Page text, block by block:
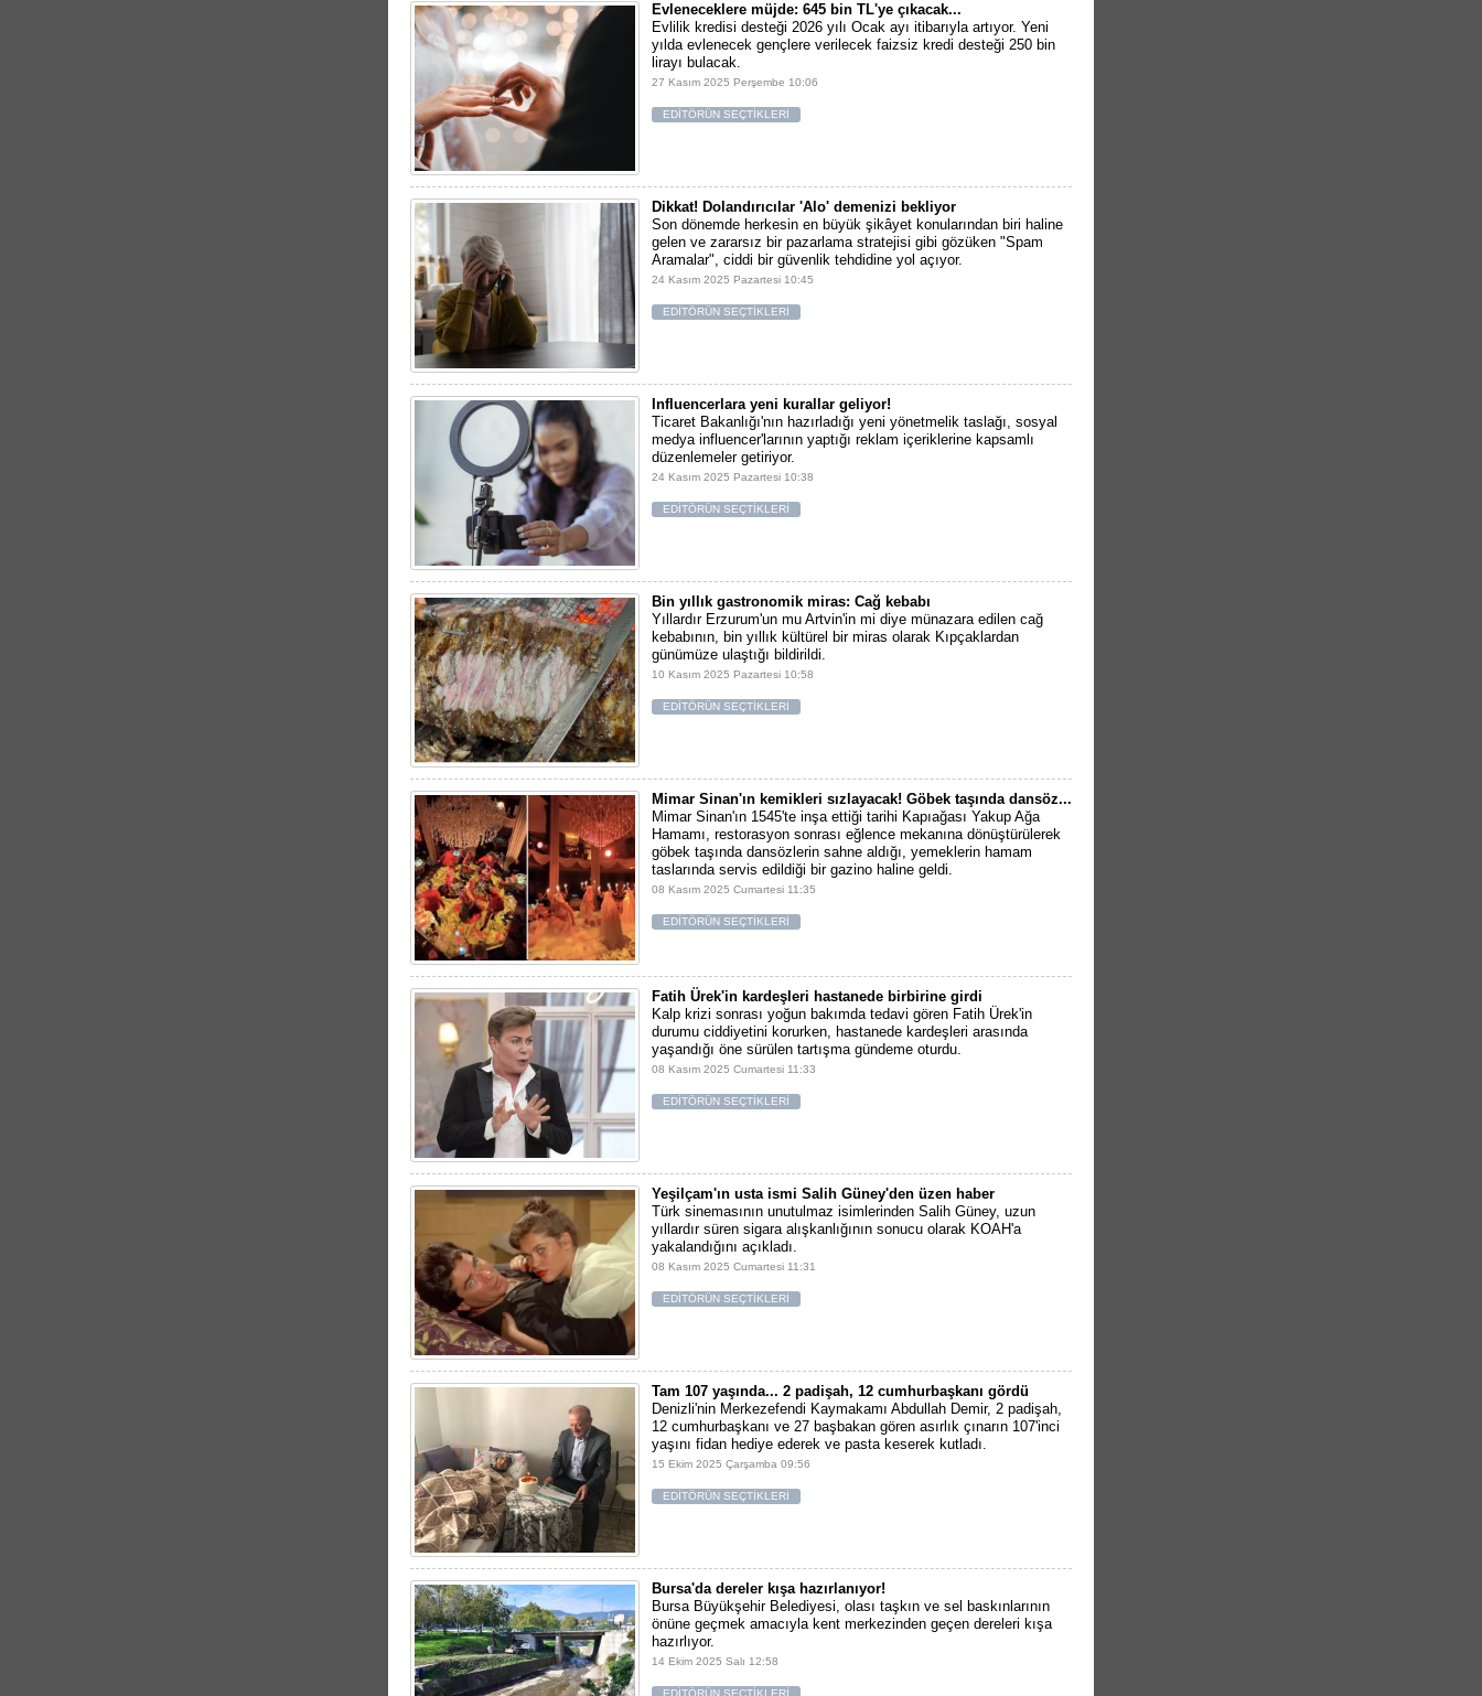
Evleneceklere müjde: 645 bin TL'ye çıkacak...
Evlilik kredisi desteği 2026 yılı Ocak ayı itibarıyla artıyor. Yeni
yılda evlenecek gençlere verilecek faizsiz kredi desteği 250 bin
lirayı bulacak.
27 Kasım 2025 Perşembe 10:06
EDİTÖRÜN SEÇTİKLERİ
Dikkat! Dolandırıcılar 'Alo' demenizi bekliyor
Son dönemde herkesin en büyük şikâyet konularından biri haline
gelen ve zararsız bir pazarlama stratejisi gibi gözüken "Spam
Aramalar", ciddi bir güvenlik tehdidine yol açıyor.
24 Kasım 2025 Pazartesi 10:45
EDİTÖRÜN SEÇTİKLERİ
Influencerlara yeni kurallar geliyor!
Ticaret Bakanlığı'nın hazırladığı yeni yönetmelik taslağı, sosyal
medya influencer'larının yaptığı reklam içeriklerine kapsamlı
düzenlemeler getiriyor.
24 Kasım 2025 Pazartesi 10:38
EDİTÖRÜN SEÇTİKLERİ
Bin yıllık gastronomik miras: Cağ kebabı
Yıllardır Erzurum'un mu Artvin'in mi diye münazara edilen cağ
kebabının, bin yıllık kültürel bir miras olarak Kıpçaklardan
günümüze ulaştığı bildirildi.
10 Kasım 2025 Pazartesi 10:58
EDİTÖRÜN SEÇTİKLERİ
Mimar Sinan'ın kemikleri sızlayacak! Göbek taşında dansöz...
Mimar Sinan'ın 1545'te inşa ettiği tarihi Kapıağası Yakup Ağa
Hamamı, restorasyon sonrası eğlence mekanına dönüştürülerek
göbek taşında dansözlerin sahne aldığı, yemeklerin hamam
taslarında servis edildiği bir gazino haline geldi.
08 Kasım 2025 Cumartesi 11:35
EDİTÖRÜN SEÇTİKLERİ
Fatih Ürek'in kardeşleri hastanede birbirine girdi
Kalp krizi sonrası yoğun bakımda tedavi gören Fatih Ürek'in
durumu ciddiyetini korurken, hastanede kardeşleri arasında
yaşandığı öne sürülen tartışma gündeme oturdu.
08 Kasım 2025 Cumartesi 11:33
EDİTÖRÜN SEÇTİKLERİ
Yeşilçam'ın usta ismi Salih Güney'den üzen haber
Türk sinemasının unutulmaz isimlerinden Salih Güney, uzun
yıllardır süren sigara alışkanlığının sonucu olarak KOAH'a
yakalandığını açıkladı.
08 Kasım 2025 Cumartesi 11:31
EDİTÖRÜN SEÇTİKLERİ
Tam 107 yaşında... 2 padişah, 12 cumhurbaşkanı gördü
Denizli'nin Merkezefendi Kaymakamı Abdullah Demir, 2 padişah,
12 cumhurbaşkanı ve 27 başbakan gören asırlık çınarın 107'inci
yaşını fidan hediye ederek ve pasta keserek kutladı.
15 Ekim 2025 Çarşamba 09:56
EDİTÖRÜN SEÇTİKLERİ
Bursa'da dereler kışa hazırlanıyor!
Bursa Büyükşehir Belediyesi, olası taşkın ve sel baskınlarının
önüne geçmek amacıyla kent merkezinden geçen dereleri kışa
hazırlıyor.
14 Ekim 2025 Salı 12:58
EDİTÖRÜN SEÇTİKLERİ